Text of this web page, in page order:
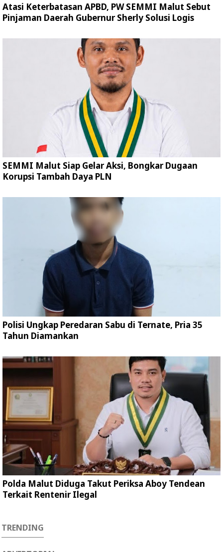
Atasi Keterbatasan APBD, PW SEMMI Malut Sebut
Pinjaman Daerah Gubernur Sherly Solusi Logis
SEMMI Malut Siap Gelar Aksi, Bongkar Dugaan
Korupsi Tambah Daya PLN
Polisi Ungkap Peredaran Sabu di Ternate, Pria 35
Tahun Diamankan
Polda Malut Diduga Takut Periksa Aboy Tendean
Terkait Rentenir Ilegal
TRENDING